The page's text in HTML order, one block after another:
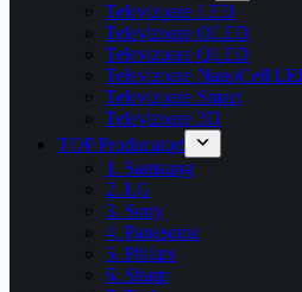
Televizoare LED
Televizoare OLED
Televizoare QLED
Televizoare NanoCell
Televizoare Smart
Televizoare 3D
TOP Producatori
1. Samsung
2. LG
3. Sony
4. Panasonic
5. Philips
6. Sharp